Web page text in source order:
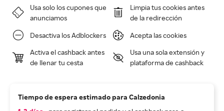
Usa solo los cupones que
anunciamos
Limpia tus cookies antes
de la redirección
Desactiva los Adblockers Acepta las cookies
Activa el cashback antes
de llenar tu cesta
Usa una sola extensión y
plataforma de cashback
Tiempo de espera estimado para Calzedonia